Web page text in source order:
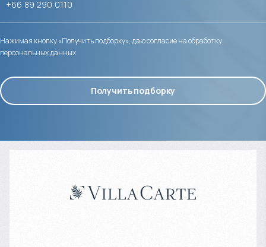
Нажимая кнопку «Получить подборку», даю согласие на обработку
персональных данных
Получить подборку